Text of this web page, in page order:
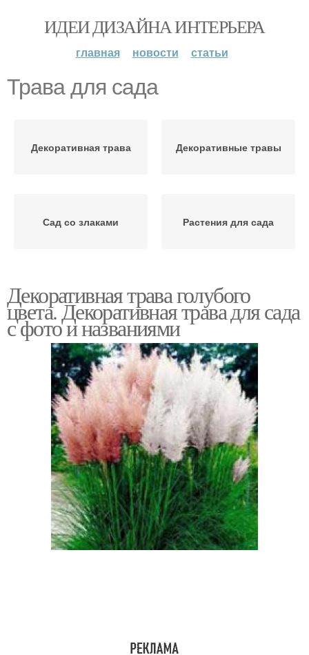
ИДЕИ ДИЗАЙНА ИНТЕРЬЕРА
главная новости статьи
Трава для сада
Декоративная трава Декоративные травы
Сад со злаками Растения для сада
Декоративная трава голубого
цвета. Декоративная трава для сада
с фото и названиями